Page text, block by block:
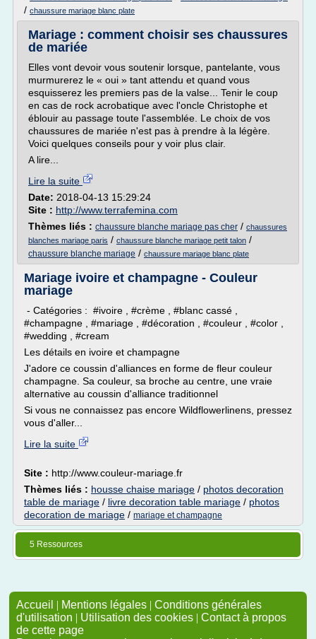
/ chaussure mariage blanc plate
Mariage : comment choisir ses chaussures
de mariée
Elles vont devoir vous soutenir lorsque, pantelante, vous
murmurerez le « oui » tant attendu et quand vous
esquisserez les premiers pas de la valse... Tenir le coup
en cas de rock acrobatique avec l'oncle Christophe et
éblouir au passage toute l'assemblée. Le choix de vos
chaussures de mariée n'est pas à prendre à la légère.
Voici quelques conseils pour y voir plus clair.
A lire...
Lire la suite
Date: 2018-04-13 15:29:24
Site : http://www.terrafemina.com
Thèmes liés : chaussure blanche mariage pas cher / chaussures
blanches mariage paris / chaussure blanche mariage petit talon /
chaussure blanche mariage / chaussure mariage blanc plate
Mariage ivoire et champagne - Couleur
mariage
- Catégories : #ivoire , #crème , #blanc cassé ,
#champagne , #mariage , #décoration , #couleur , #color ,
#wedding , #cream
Les détails en ivoire et champagne
J'adore ce coussin d'alliances en forme de fleur couleur
champagne. Sa couleur, sa broche au centre, une vraie
alternative au coussin d'alliance traditionnel
Si vous ne connaissez pas encore Wildflowerlinens, pressez
vous d'aller...
Lire la suite
Site : http://www.couleur-mariage.fr
Thèmes liés : housse chaise mariage / photos decoration
table de mariage / livre decoration table mariage / photos
decoration de mariage / mariage et champagne
5 Ressources
Accueil | Mentions légales | Conditions générales
d'utilisation | Utilisation des cookies | Contact à propos
de cette page